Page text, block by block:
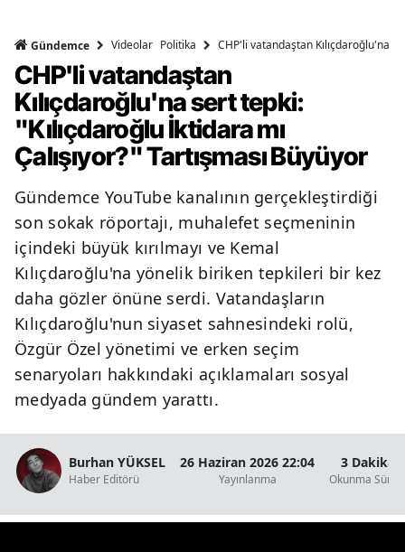
Gündemce Videolar Politika CHP'li vatandaştan Kılıçdaroğlu'na
CHP'li vatandaştan
Kılıçdaroğlu'na sert tepki:
"Kılıçdaroğlu İktidara mı
Çalışıyor?" Tartışması Büyüyor
Gündemce YouTube kanalının gerçekleştirdiği
son sokak röportajı, muhalefet seçmeninin
içindeki büyük kırılmayı ve Kemal
Kılıçdaroğlu'na yönelik biriken tepkileri bir kez
daha gözler önüne serdi. Vatandaşların
Kılıçdaroğlu'nun siyaset sahnesindeki rolü,
Özgür Özel yönetimi ve erken seçim
senaryoları hakkındaki açıklamaları sosyal
medyada gündem yarattı.
Burhan YÜKSEL
Haber Editörü
26 Haziran 2026 22:04
Yayınlanma
3 Dakika
Okunma Süresi